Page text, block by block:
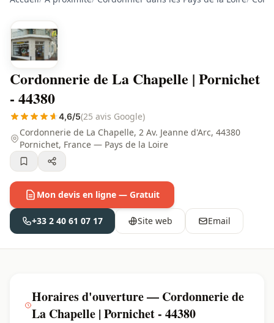
Cordonnerie de La Chapelle | Pornichet
- 44380
4,6/5(25 avis Google)
Cordonnerie de La Chapelle, 2 Av. Jeanne d'Arc, 44380
Pornichet, France — Pays de la Loire
Mon devis en ligne — Gratuit
+33 2 40 61 07 17 Site web Email
Horaires d'ouverture — Cordonnerie de
La Chapelle | Pornichet - 44380